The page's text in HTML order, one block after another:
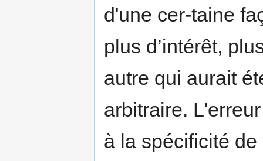
d'une cer-taine
plus d’intérêt,
autre qui aurait
arbitraire.
à la spécificité